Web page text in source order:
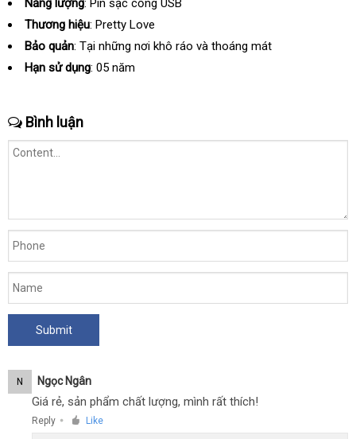
Năng lượng: Pin sạc cổng USB
Thương hiệu: Pretty Love
Bảo quản: Tại đặt
hàng
những nơi khô ráo và thoáng mát
Hạn sử dụng: 05 năm
Bình luận
N Ngọc Ngân
Giá rẻ, sản phẩm chất lượng, mình rất thích!
Reply ● Like